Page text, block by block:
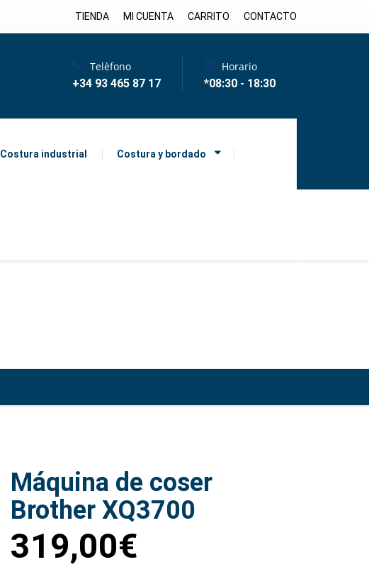
TIENDA MI CUENTA CARRITO CONTACTO
Costura industrial Costura y bordado
Telèfono
+34 93 465 87 17
Horario
*08:30 - 18:30
Máquina de coser
Brother XQ3700
319,00€